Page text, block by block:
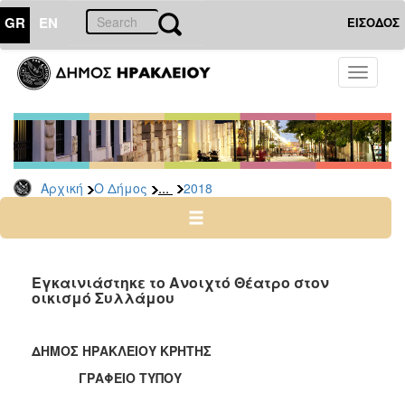
GR EN ΕΙΣΟΔΟΣ
Toggle
Αρχική Ο Δήμος ... 2018
ΔΗΜΟΣ
Δελτία
Τύπου
Αρχείο
2026
2024
2022
2020
2019
Εγκαινιάστηκε το Ανοιχτό Θέατρο στον
οικισμό Συλλάμου
ΔΗΜΟΣ ΗΡΑΚΛΕΙΟΥ ΚΡΗΤΗΣ
ΓΡΑΦΕΙΟ ΤΥΠΟΥ